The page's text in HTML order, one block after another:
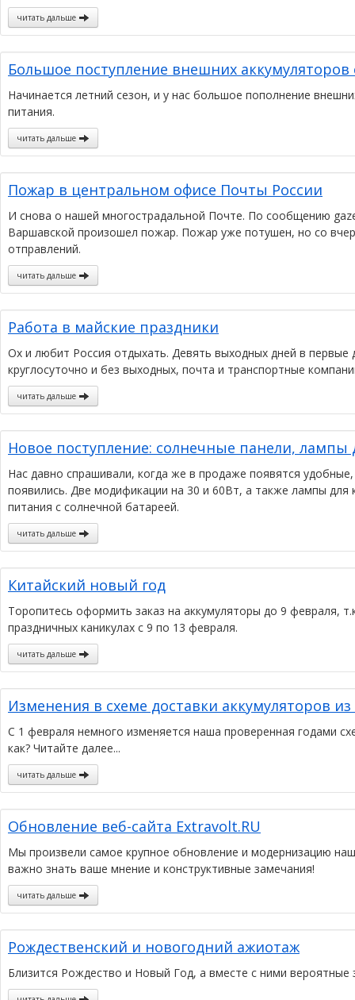
читать дальше
Большое поступление внешних аккумуляторов
Начинается летний сезон, и у нас большое пополнение
питания.
читать дальше
Пожар в центральном офисе Почты России
И снова о нашей многострадальной Почте. По сообщению
Варшавской произошел пожар. Пожар уже потушен, но со
отправлений.
читать дальше
Работа в майские праздники
Ох и любит Россия отдыхать. Девять выходных дней в
круглосуточно и без выходных, почта и транспортные
читать дальше
Новое поступление: солнечные панели, лампы
Нас давно спрашивали, когда же в продаже появятся
появились. Две модификации на 30 и 60Вт, а также лампы
питания с солнечной батареей.
читать дальше
Китайский новый год
Торопитесь оформить заказ на аккумуляторы до 9 февраля,
праздничных каникулах с 9 по 13 февраля.
читать дальше
Изменения в схеме доставки аккумуляторов из
С 1 февраля немного изменяется наша проверенная годами
как? Читайте далее...
читать дальше
Обновление веб-сайта Extravolt.RU
Мы произвели самое крупное обновление и модернизацию
важно знать ваше мнение и конструктивные замечания!
читать дальше
Рождественский и новогодний ажиотаж
Близится Рождество и Новый Год, а вместе с ними вероятные